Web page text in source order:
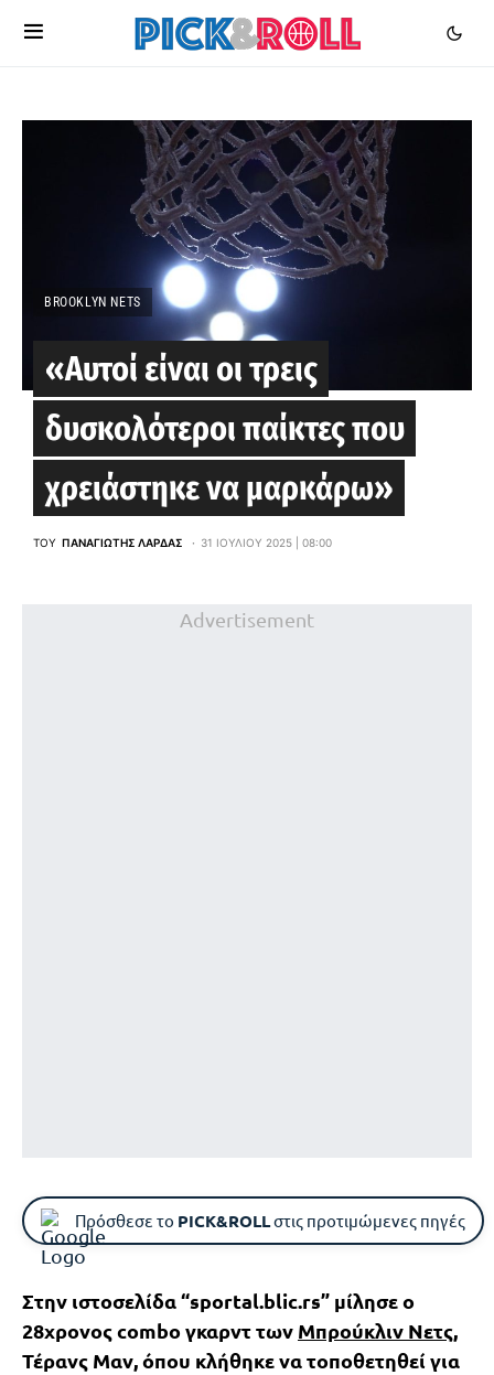
BROOKLYN NETS
«Αυτοί είναι οι τρεις
δυσκολότεροι παίκτες που
χρειάστηκε να μαρκάρω»
ΤΟΥ ΠΑΝΑΓΙΏΤΗΣ ΛΆΡΔΑΣ 31 ΙΟΥΛΊΟΥ 2025 | 08:00
Advertisement
Πρόσθεσε το PICK&ROLLστις προτιμώμενες πηγές
Στην ιστοσελίδα “sportal.blic.rs” μίλησε ο
28χρονος combo γκαρντ των Μπρούκλιν Νετς,
Τέρανς Μαν, όπου κλήθηκε να τοποθετηθεί για